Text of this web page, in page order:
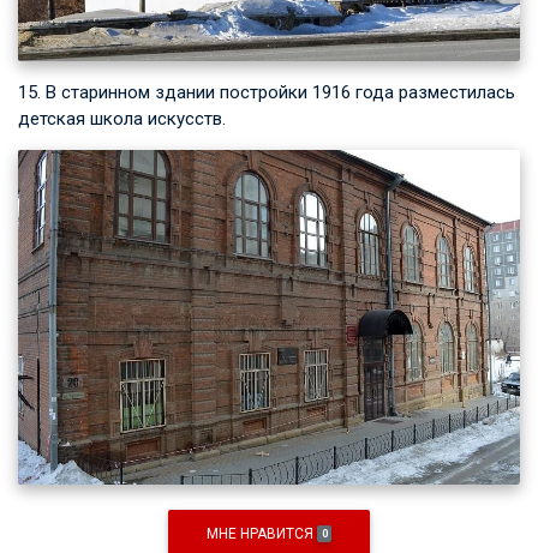
15. В старинном здании постройки 1916 года разместилась
детская школа искусств.
МНЕ НРАВИТСЯ 0